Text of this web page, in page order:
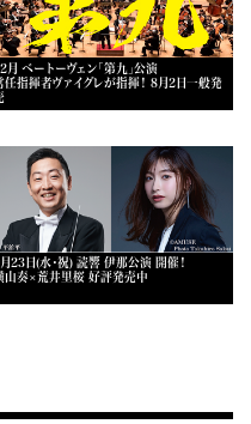
月 ベートーヴェン「第九」公演
任指揮者ヴァイグレが指揮！ 8月2日一般発
23日(水・祝) 読響 伊那公演 開催！
山奏×荒井里桜 好評発売中